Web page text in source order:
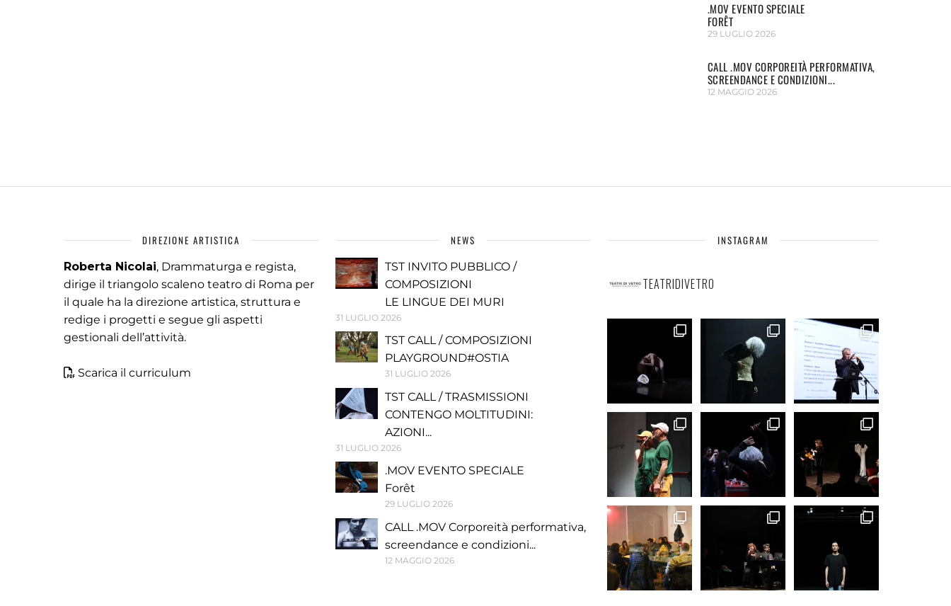
.MOV EVENTO SPECIALE
FORÊT
29 LUGLIO 2026
CALL .MOV CORPOREITÀ PERFORMATIVA,
SCREENDANCE E CONDIZIONI...
12 MAGGIO 2026
DIREZIONE ARTISTICA
Roberta Nicolai, Drammaturga e regista,
dirige il triangolo scaleno teatro di Roma per
il quale ha la direzione artistica, struttura e
redige i progetti e segue gli aspetti
gestionali dell’attività.
Scarica il curriculum
NEWS
TST INVITO PUBBLICO /
COMPOSIZIONI
LE LINGUE DEI MURI
31 LUGLIO 2026
TST CALL / COMPOSIZIONI
PLAYGROUND#OSTIA
31 LUGLIO 2026
TST CALL / TRASMISSIONI
CONTENGO MOLTITUDINI:
AZIONI...
31 LUGLIO 2026
.MOV EVENTO SPECIALE
Forêt
29 LUGLIO 2026
CALL .MOV Corporeità performativa,
screendance e condizioni...
12 MAGGIO 2026
INSTAGRAM
TEATRIDIVETRO